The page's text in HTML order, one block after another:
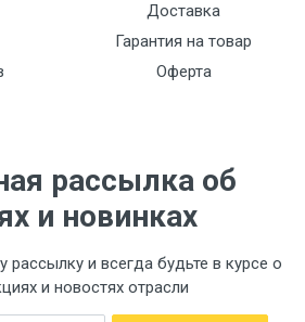
Доставка
Гарантия на товар
Оферта
рассылка об
и новинках
рассылку и всегда будьте в курсе о
и новостях отрасли